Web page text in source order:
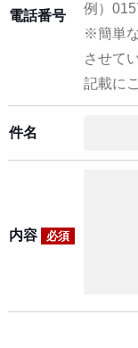
電話番号
例）
※簡単
させて
記載に
件名
内容 必須